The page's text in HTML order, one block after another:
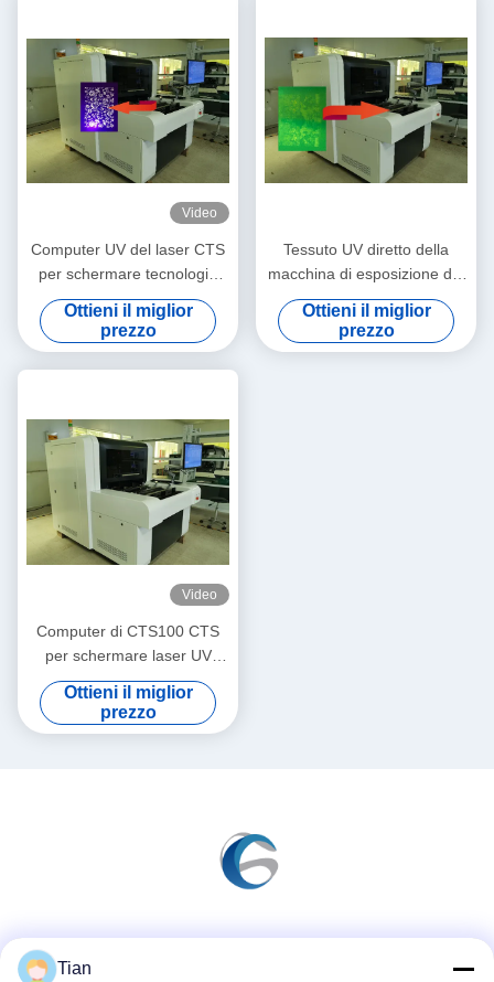
Video
Computer UV del laser CTS
per schermare tecnologia
del DLP di DMD
Ottieni il miglior
prezzo
Tessuto UV diretto della
macchina di esposizione del
PWB del laser ISO9001
Ottieni il miglior
prezzo
Video
Computer di CTS100 CTS
per schermare laser UV
400nm-410nm
Ottieni il miglior
prezzo
Tian